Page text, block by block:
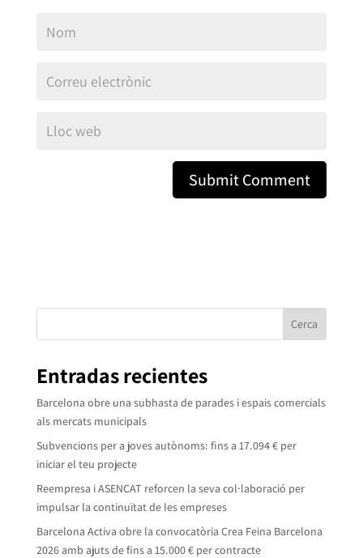
Cerca
Entradas recientes
Barcelona obre una subhasta de parades i espais comercials
als mercats municipals
Subvencions per a joves autònoms: fins a 17.094 € per
iniciar el teu projecte
Reempresa i ASENCAT reforcen la seva col·laboració per
impulsar la continuïtat de les empreses
Barcelona Activa obre la convocatòria Crea Feina Barcelona
2026 amb ajuts de fins a 15.000 € per contracte